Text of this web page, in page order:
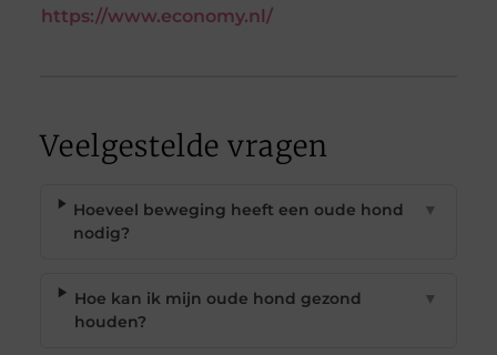
https://www.economy.nl/
Veelgestelde vragen
Hoeveel beweging heeft een oude hond
nodig?
▼
Hoe kan ik mijn oude hond gezond
houden?
▼